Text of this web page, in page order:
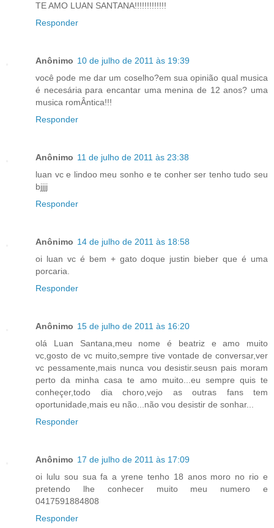
TE AMO LUAN SANTANA!!!!!!!!!!!!!
Responder
Anônimo 10 de julho de 2011 às 19:39
você pode me dar um coselho?em sua opinião qual musica
é necesária para encantar uma menina de 12 anos? uma
musica romÂntica!!!
Responder
Anônimo 11 de julho de 2011 às 23:38
luan vc e lindoo meu sonho e te conher ser tenho tudo seu
bjjjj
Responder
Anônimo 14 de julho de 2011 às 18:58
oi luan vc é bem + gato doque justin bieber que é uma
porcaria.
Responder
Anônimo 15 de julho de 2011 às 16:20
olá Luan Santana,meu nome é beatriz e amo muito
vc,gosto de vc muito,sempre tive vontade de conversar,ver
vc pessamente,mais nunca vou desistir.seusn pais moram
perto da minha casa te amo muito...eu sempre quis te
conheçer,todo dia choro,vejo as outras fans tem
oportunidade,mais eu não...não vou desistir de sonhar...
Responder
Anônimo 17 de julho de 2011 às 17:09
oi lulu sou sua fa a yrene tenho 18 anos moro no rio e
pretendo lhe conhecer muito meu numero e
0417591884808
Responder